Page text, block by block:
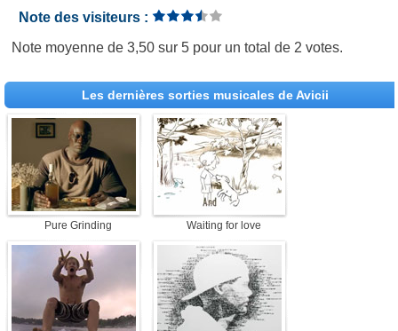
Note des visiteurs :
Note moyenne de3,50 sur5 pour un total de 2 votes.
Les dernières sorties musicales de Avicii
Pure Grinding Waiting for love